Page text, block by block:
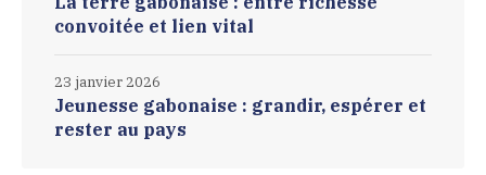
convoitée et lien vital
Jeunesse gabonaise : grandir, espérer et
rester au pays
23 janvier 2026